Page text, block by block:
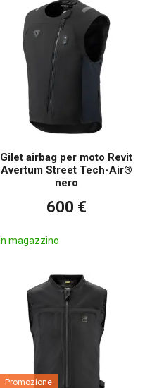
Gilet airbag per moto Revit
Avertum Street Tech-Air®
nero
600 €
In magazzino
Promozione